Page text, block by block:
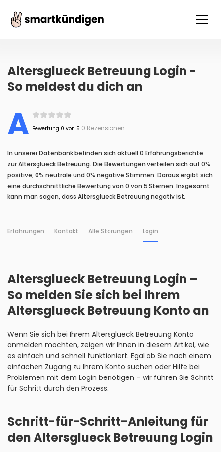
Altersglueck Betreuung Login -
So meldest du dich an
A Bewertung 0 von 5 0 Rezensionen
In unserer Datenbank befinden sich aktuell 0 Erfahrungsberichte
zur Altersglueck Betreuung. Die Bewertungen verteilen sich auf 0%
positive, 0% neutrale und 0% negative Stimmen. Daraus ergibt sich
eine durchschnittliche Bewertung von 0 von 5 Sternen. Insgesamt
kann man sagen, dass Altersglueck Betreuung negativ ist.
Erfahrungen Kontakt Alle Störungen Login
Altersglueck Betreuung Login –
So melden Sie sich bei Ihrem
Altersglueck Betreuung Konto an
Wenn Sie sich bei Ihrem Altersglueck Betreuung Konto
anmelden möchten, zeigen wir Ihnen in diesem Artikel, wie
es einfach und schnell funktioniert. Egal ob Sie nach einem
einfachen Zugang zu Ihrem Konto suchen oder Hilfe bei
Problemen mit dem Login benötigen – wir führen Sie Schritt
für Schritt durch den Prozess.
Schritt-für-Schritt-Anleitung für
den Altersglueck Betreuung Login